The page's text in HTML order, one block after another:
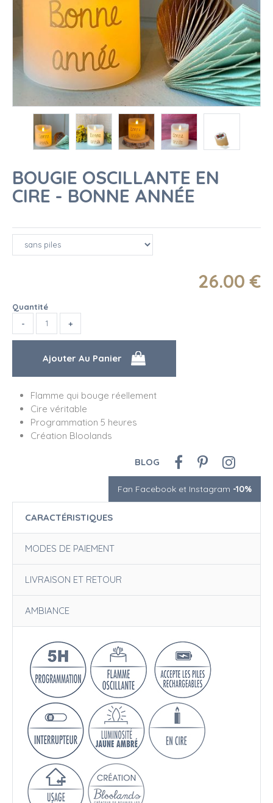
BOUGIE OSCILLANTE EN
CIRE - BONNE ANNÉE
26.00 €
Quantité
Flamme qui bouge réellement
Cire véritable
Programmation 5 heures
Création Bloolands
BLOG
Fan Facebook et Instagram -10%
CARACTÉRISTIQUES
MODES DE PAIEMENT
LIVRAISON ET RETOUR
AMBIANCE